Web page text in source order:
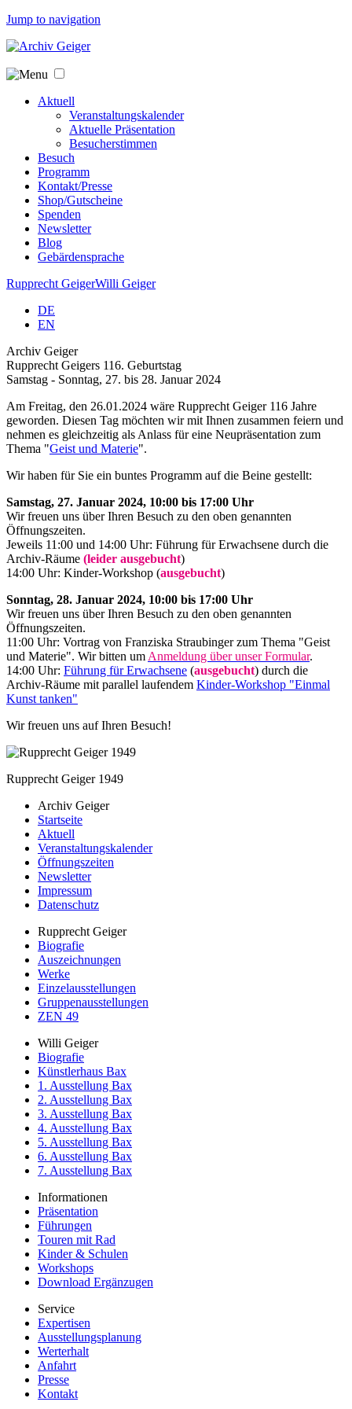
Jump to navigation
Aktuell
Veranstaltungskalender
Aktuelle Präsentation
Besucherstimmen
Besuch
Programm
Kontakt/Presse
Shop/Gutscheine
Spenden
Newsletter
Blog
Gebärdensprache
Rupprecht GeigerWilli Geiger
DE
EN
Archiv Geiger
Rupprecht Geigers 116. Geburtstag
Samstag - Sonntag, 27. bis 28. Januar 2024
Am Freitag, den 26.01.2024 wäre Rupprecht Geiger 116 Jahre
geworden. Diesen Tag möchten wir mit Ihnen zusammen feiern und
nehmen es gleichzeitig als Anlass für eine Neupräsentation zum
Thema "Geist und Materie".
Wir haben für Sie ein buntes Programm auf die Beine gestellt:
Samstag, 27. Januar 2024, 10:00 bis 17:00 Uhr
Wir freuen uns über Ihren Besuch zu den oben genannten
Öffnungszeiten.
Jeweils 11:00 und 14:00 Uhr: Führung für Erwachsene durch die
Archiv-Räume (leider ausgebucht)
14:00 Uhr: Kinder-Workshop (ausgebucht)
Sonntag, 28. Januar 2024, 10:00 bis 17:00 Uhr
Wir freuen uns über Ihren Besuch zu den oben genannten
Öffnungszeiten.
11:00 Uhr: Vortrag von Franziska Straubinger zum Thema "Geist
und Materie". Wir bitten um Anmeldung über unser Formular.
14:00 Uhr: Führung für Erwachsene (ausgebucht) durch die
Archiv-Räume mit parallel laufendem Kinder-Workshop "Einmal
Kunst tanken"
Wir freuen uns auf Ihren Besuch!
Rupprecht Geiger 1949
Archiv Geiger
Startseite
Aktuell
Veranstaltungskalender
Öffnungszeiten
Newsletter
Impressum
Datenschutz
Rupprecht Geiger
Biografie
Auszeichnungen
Werke
Einzelausstellungen
Gruppenausstellungen
ZEN 49
Willi Geiger
Biografie
Künstlerhaus Bax
1. Ausstellung Bax
2. Ausstellung Bax
3. Ausstellung Bax
4. Ausstellung Bax
5. Ausstellung Bax
6. Ausstellung Bax
7. Ausstellung Bax
Informationen
Präsentation
Führungen
Touren mit Rad
Kinder & Schulen
Workshops
Download Ergänzugen
Service
Expertisen
Ausstellungsplanung
Werterhalt
Anfahrt
Presse
Kontakt